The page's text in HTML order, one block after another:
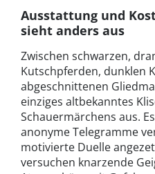
Ausstattung und
sieht anders aus
Zwischen schwarzen,
Kutschpferden, dunklen
abgeschnittenen
einziges altbekanntes
Schauermärchens aus.
anonyme Telegramme
motivierte Duelle
versuchen knarzende